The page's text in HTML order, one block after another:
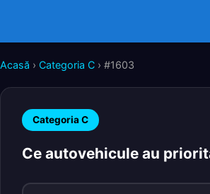
Acasă › Categoria C › #1603
Categoria C
Ce autovehicule au